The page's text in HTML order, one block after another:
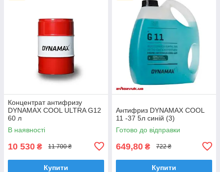
Концентрат антифризу
DYNAMAX COOL ULTRA G12
60 л
В наявності
10 530 ₴ 11 700 ₴
Купити
Антифриз DYNAMAX COOL
11 -37 5л синій (3)
Готово до відправки
649,80 ₴ 722 ₴
Купити